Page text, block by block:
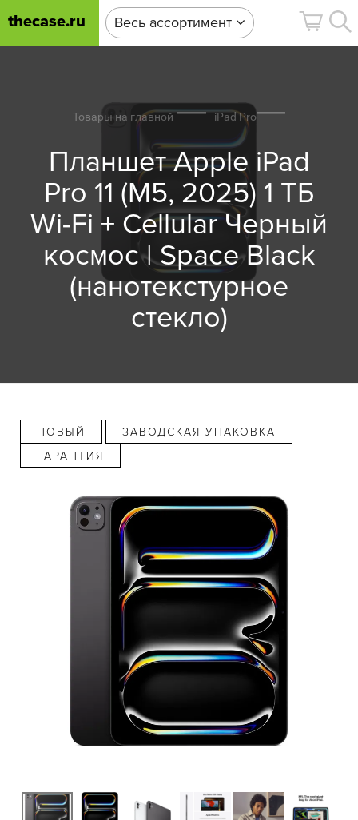
thecase.ru Весь ассортимент
Товары на главной iPad Pro
Планшет Apple iPad
Pro 11 (M5, 2025) 1 ТБ
Wi-Fi + Cellular Черный
космос | Space Black
(нанотекстурное
стекло)
НОВЫЙ
ЗАВОДСКАЯ УПАКОВКА
ГАРАНТИЯ